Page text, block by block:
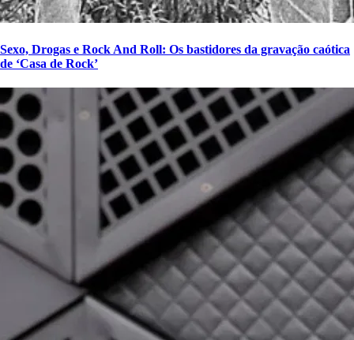
Sexo, Drogas e Rock And Roll: Os bastidores da gravação caótica
de ‘Casa de Rock’